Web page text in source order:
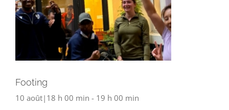
Footing
10 août|18 h 00 min - 19 h 00 min